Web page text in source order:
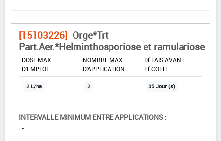
[15103226] Orge*Trt
Part.Aer.*Helminthosporiose et ramulariose
DOSE MAX
D'EMPLOI
NOMBRE MAX
D'APPLICATION
DÉLAIS AVANT
RÉCOLTE
2 L/ha 2 35 Jour (s)
INTERVALLE MINIMUM ENTRE APPLICATIONS :
-